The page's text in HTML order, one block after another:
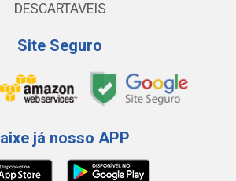
DESCARTAVEIS
Site Seguro
já nosso APP